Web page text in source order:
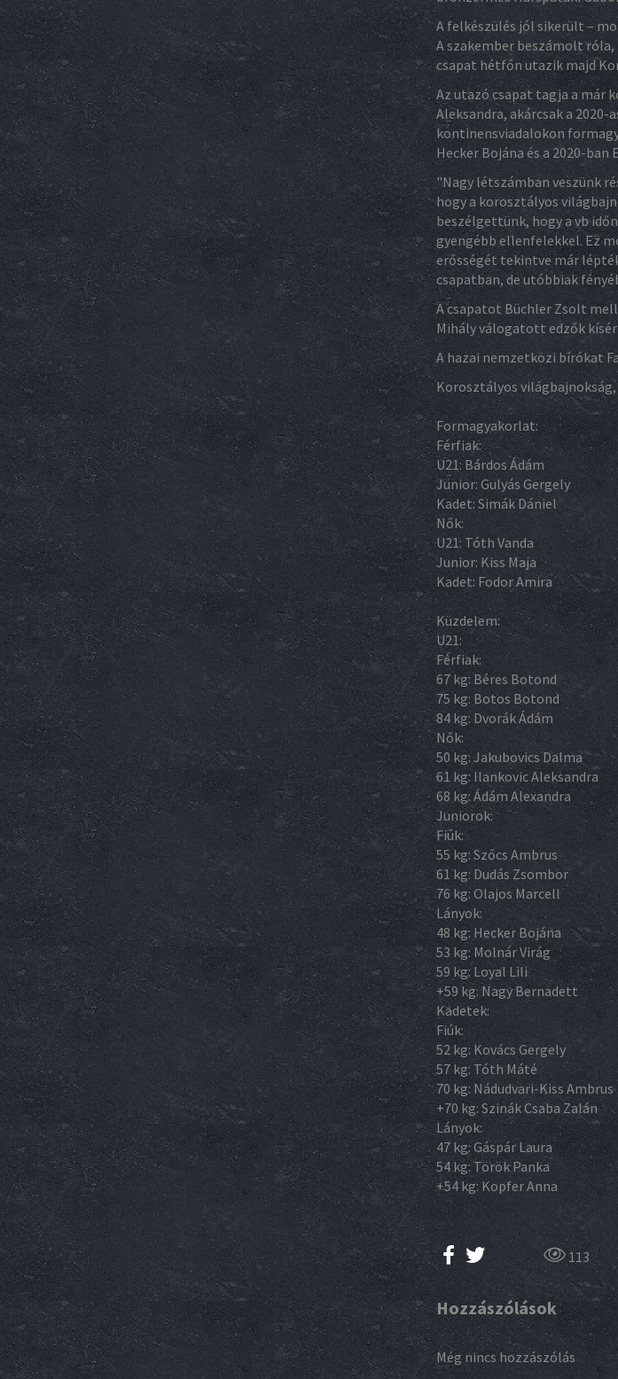
A felkészülés jól sikerült –
A szakember beszámolt
csapat hétfőn utazik majd
Az utazó csapat tagja a már
Aleksandra, akárcsak a
kontinensviadalokon
Hecker Bojána és a 2020-
"Nagy létszámban veszünk
hogy a korosztályos
beszélgettünk, hogy a vb
gyengébb ellenfelekkel. Ez
erősségét tekintve már
csapatban, de utóbbiak
A csapatot Büchler Zsolt
Mihály válogatott edzők
A hazai nemzetközi bírókat
Korosztályos
Formagyakorlat:
Férfiak:
U21: Bárdos Ádám
Junior: Gulyás Gergely
Kadet: Simák Dániel
Nők:
U21: Tóth Vanda
Junior: Kiss Maja
Kadet: Fodor Amira
Küzdelem:
U21:
Férfiak:
67 kg: Béres Botond
75 kg: Botos Botond
84 kg: Dvorák Ádám
Nők:
50 kg: Jakubovics Dalma
61 kg: Ilankovic Aleksandra
68 kg: Ádám Alexandra
Juniorok:
Fiúk:
55 kg: Szőcs Ambrus
61 kg: Dudás Zsombor
76 kg: Olajos Marcell
Lányok:
48 kg: Hecker Bojána
53 kg: Molnár Virág
59 kg: Loyal Lili
+59 kg: Nagy Bernadett
Kadetek:
Fiúk:
52 kg: Kovács Gergely
57 kg: Tóth Máté
70 kg: Nádudvari-Kiss Ambrus
+70 kg: Szinák Csaba Zalán
Lányok:
47 kg: Gáspár Laura
54 kg: Török Panka
+54 kg: Kopfer Anna
113
Hozzászólások
Még nincs hozzászólás